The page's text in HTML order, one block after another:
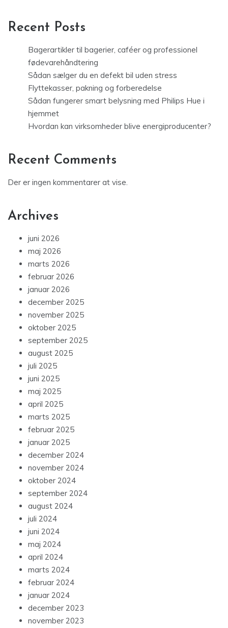
Recent Posts
Bagerartikler til bagerier, caféer og professionel
fødevarehåndtering
Sådan sælger du en defekt bil uden stress
Flyttekasser, pakning og forberedelse
Sådan fungerer smart belysning med Philips Hue i
hjemmet
Hvordan kan virksomheder blive energiproducenter?
Recent Comments
Der er ingen kommentarer at vise.
Archives
juni 2026
maj 2026
marts 2026
februar 2026
januar 2026
december 2025
november 2025
oktober 2025
september 2025
august 2025
juli 2025
juni 2025
maj 2025
april 2025
marts 2025
februar 2025
januar 2025
december 2024
november 2024
oktober 2024
september 2024
august 2024
juli 2024
juni 2024
maj 2024
april 2024
marts 2024
februar 2024
januar 2024
december 2023
november 2023